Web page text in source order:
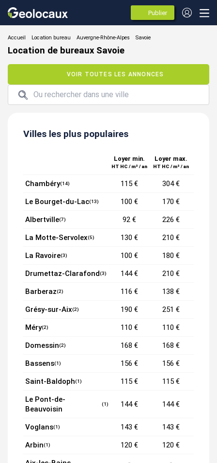
Publier
des
annonces
Location bureau
Location de bureaux Savoie
VOIR TOUTES LES ANNONCES
Villes les plus populaires
Loyer min.
HT HC / m² / an
Loyer max.
HT HC / m² / an
Chambéry(14) 115 € 304 €
Le Bourget-du-Lac(13) 100 € 170 €
Albertville(7) 92 € 226 €
La Motte-Servolex(5) 130 € 210 €
La Ravoire(3) 100 € 180 €
Drumettaz-Clarafond(3) 144 € 210 €
Barberaz(2) 116 € 138 €
Grésy-sur-Aix(2) 190 € 251 €
Méry(2) 110 € 110 €
Domessin(2) 168 € 168 €
Bassens(1) 156 € 156 €
Saint-Baldoph(1) 115 € 115 €
Le Pont-de-
Beauvoisin
(1) 144 € 144 €
Voglans(1) 143 € 143 €
Arbin(1) 120 € 120 €